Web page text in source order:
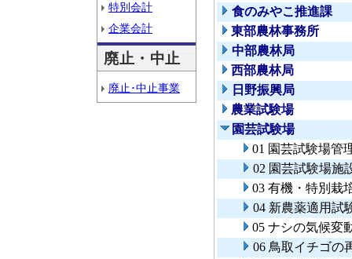
特別会計
企業会計
廃止・中止
廃止･中止事業
食のみやこ推進課
東部農林事務所
中部農林局
西部農林局
日野振興局
農業試験場
園芸試験場
01 園芸試験場管
02 園芸試験場施
03 有機・特別栽
04 新農薬適用試
05 ナシの気候変
06 鳥取イチゴの